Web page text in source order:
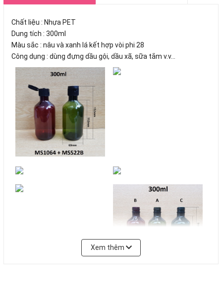
Chất liệu : Nhựa PET
Dung tích : 300ml
Màu sắc : nâu và xanh lá kết hợp vòi phi 28
Công dụng : dùng đựng dầu gội, dầu xã, sữa tắm v.v...
Xem thêm